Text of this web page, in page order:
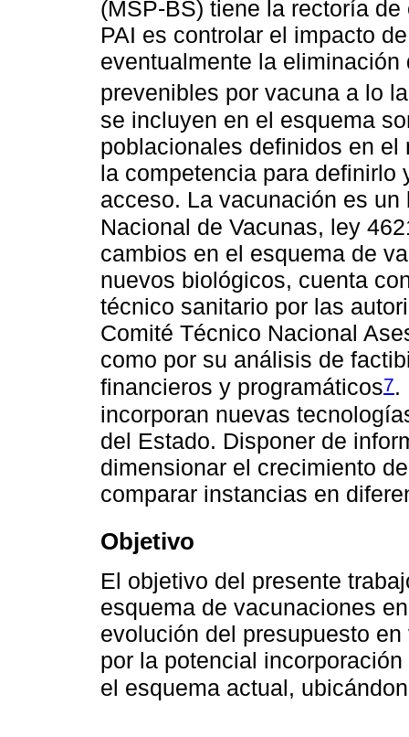
(MSP-BS) tiene la rectoría
PAI es controlar el impacto
eventualmente la
prevenibles por vacuna a lo
se incluyen en el esquema
poblacionales definidos en
la competencia para definirlo
acceso. La vacunación es
Nacional de Vacunas, ley
cambios en el esquema de
nuevos biológicos, cuenta
técnico sanitario por las
Comité Técnico Nacional
como por su análisis de
financieros y programáticos7.
incorporan nuevas
del Estado. Disponer de
dimensionar el crecimiento
comparar instancias en
Objetivo
El objetivo del presente
esquema de vacunaciones
evolución del presupuesto
por la potencial
el esquema actual,